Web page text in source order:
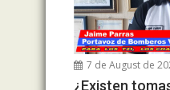
7 de August de
¿Existen